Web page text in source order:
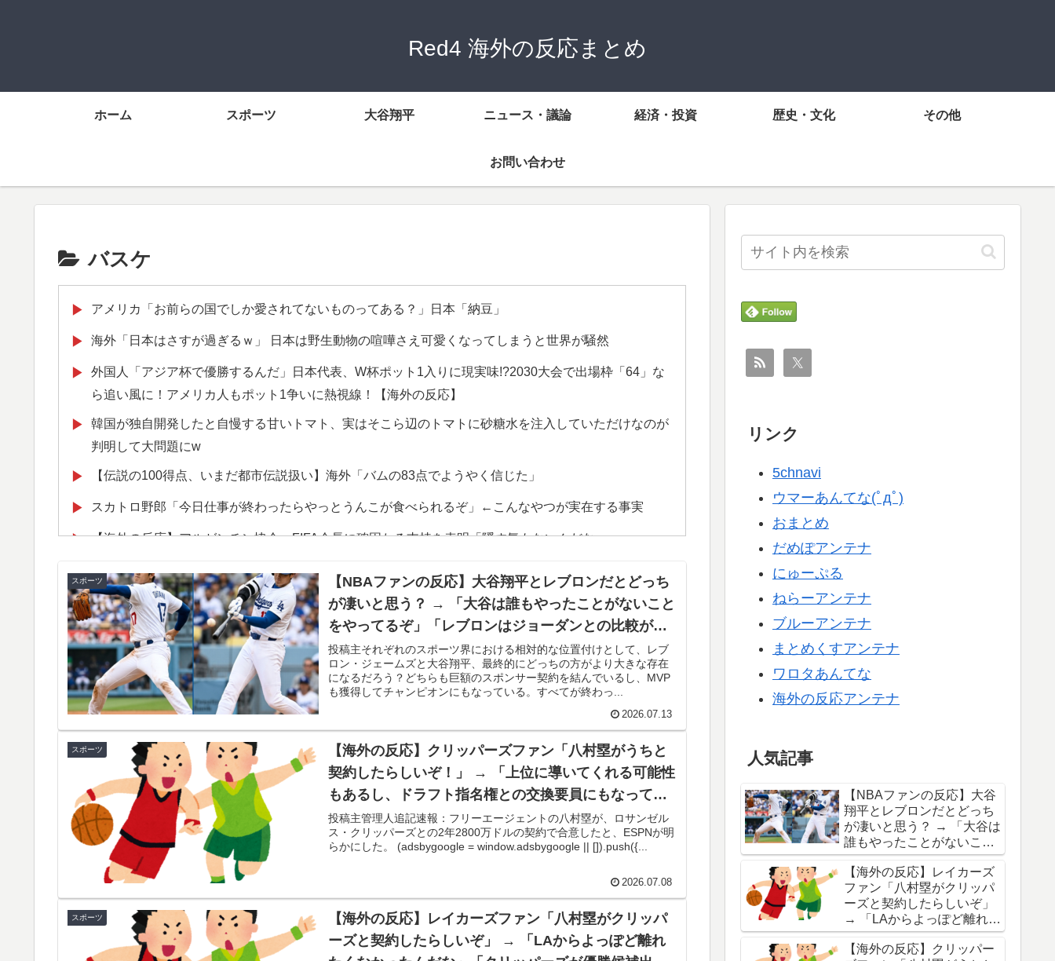
Red4 海外の反応まとめ
ホーム スポーツ 大谷翔平 ニュース・議論 経済・投資 歴史・文化 その他
お問い合わせ
バスケ
▶ アメリカ「お前らの国でしか愛されてないものってある？」日本「納豆」
▶ 海外「日本はさすが過ぎるｗ」 日本は野生動物の喧嘩さえ可愛くなってしまうと世界が騒然
▶
外国人「アジア杯で優勝するんだ」日本代表、W杯ポット1入りに現実味!?2030大会で出場枠「64」な
ら追い風に！アメリカ人もポット1争いに熱視線！【海外の反応】
▶
韓国が独自開発したと自慢する甘いトマト、実はそこら辺のトマトに砂糖水を注入していただけなのが
判明して大問題にw
▶ 【伝説の100得点、いまだ都市伝説扱い】海外「バムの83点でようやく信じた」
▶ スカトロ野郎「今日仕事が終わったらやっとうんこが食べられるぞ」←こんなやつが実在する事実
▶ 【海外の反応】アルゼンチン協会、FIFA会長に確固たる支持を表明「隠す気もないんだなｗ」
▶
ダルに発展してしまう‥」
▶ 韓国人「過去のW杯で韓国代表がドーピング検査をすり抜けるように注射していたものがこちら…」
→「恥ずかしい…（ﾌﾞﾙﾌﾞﾙ」＝韓国の反応
▶
海外「全部日本の真似だったのか…」 日本の普通のテレビ番組が最新SNSの数十年先を行っていたと話
題に
▶ 韓国人「日本メディアが大型台風13号が急カーブで韓国方面に向かって来ると予報！」→「予想外の進
路‥」
▶ 日本「俺は有名な武士の家系だけど世界のみんなは先祖に偉人っている？」
▶ 大地震が起きても手術をやり遂げる日本の医療チーム、海外でも凄すぎると絶賛
イチローさん「僕は本を読まない。好きなアニメはドラゴンボール」【海外の反応】
▶ 大地震が起きても手術をやり遂げる日本の医療チーム、海外でも凄すぎると絶賛
韓国人「熊本地震で見る日本の土木技術の完全勝利をご覧ください」→「これはすごいわ」「こういう
のを見ると日本人は何か適当に作る感じがしない・・・」「あれがまさに経験値である」
スポーツ
【NBAファンの反応】大谷翔平とレブロンだとどっち
が凄いと思う？ → 「大谷は誰もやったことがないこと
をやってるぞ」「レブロンはジョーダンとの比較がつ
きまとうな」
投稿主それぞれのスポーツ界における相対的な位置付けとして、レブ
ロン・ジェームズと大谷翔平、最終的にどっちの方がより大きな存在
になるだろう？どちらも巨額のスポンサー契約を結んでいるし、MVP
も獲得してチャンピオンにもなっている。すべてが終わっ...
2026.07.13
スポーツ
【海外の反応】クリッパーズファン「八村塁がうちと
契約したらしいぞ！」 → 「上位に導いてくれる可能性
もあるし、ドラフト指名権との交換要員にもなってく
れるしいいことしかない」「質は高いがチームを劇的
に変える選手じゃないな」
投稿主管理人追記速報：フリーエージェントの八村塁が、ロサンゼル
ス・クリッパーズとの2年2800万ドルの契約で合意したと、ESPNが明
らかにした。 (adsbygoogle = window.adsbygoogle || []).push({...
2026.07.08
スポーツ
【海外の反応】レイカーズファン「八村塁がクリッパ
ーズと契約したらしいぞ」 → 「LAからよっぽど離れ
リンク
5chnavi
ウマーあんてな(ﾟдﾟ)
おまとめ
だめぽアンテナ
にゅーぷる
ねらーアンテナ
ブルーアンテナ
まとめくすアンテナ
ワロタあんてな
海外の反応アンテナ
人気記事
【NBAファンの反応】大谷
翔平とレブロンだとどっち
が凄いと思う？ → 「大谷は
誰もやったことがないこと
をやってるぞ」「レブロン
はジョーダンとの比較がつ
きまとうな」
【海外の反応】レイカーズ
ファン「八村塁がクリッパ
ーズと契約したらしいぞ」
→ 「LAからよっぽど離れた
くなかったんだな」「クリ
ッパーズが優勝候補出ない
【海外の反応】クリッパー